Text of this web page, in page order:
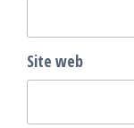
Site web